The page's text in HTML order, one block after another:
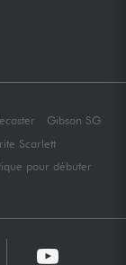
Gibson SG
Scarlett
pour débuter